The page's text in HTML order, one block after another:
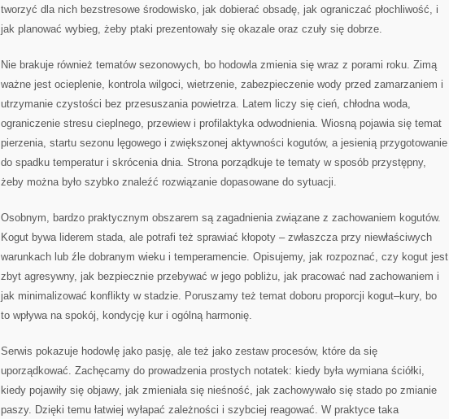
tworzyć dla nich bezstresowe środowisko, jak dobierać obsadę, jak ograniczać płochliwość, i
jak planować wybieg, żeby ptaki prezentowały się okazale oraz czuły się dobrze.
Nie brakuje również tematów sezonowych, bo hodowla zmienia się wraz z porami roku. Zimą
ważne jest ocieplenie, kontrola wilgoci, wietrzenie, zabezpieczenie wody przed zamarzaniem i
utrzymanie czystości bez przesuszania powietrza. Latem liczy się cień, chłodna woda,
ograniczenie stresu cieplnego, przewiew i profilaktyka odwodnienia. Wiosną pojawia się temat
pierzenia, startu sezonu lęgowego i zwiększonej aktywności kogutów, a jesienią przygotowanie
do spadku temperatur i skrócenia dnia. Strona porządkuje te tematy w sposób przystępny,
żeby można było szybko znaleźć rozwiązanie dopasowane do sytuacji.
Osobnym, bardzo praktycznym obszarem są zagadnienia związane z zachowaniem kogutów.
Kogut bywa liderem stada, ale potrafi też sprawiać kłopoty – zwłaszcza przy niewłaściwych
warunkach lub źle dobranym wieku i temperamencie. Opisujemy, jak rozpoznać, czy kogut jest
zbyt agresywny, jak bezpiecznie przebywać w jego pobliżu, jak pracować nad zachowaniem i
jak minimalizować konflikty w stadzie. Poruszamy też temat doboru proporcji kogut–kury, bo
to wpływa na spokój, kondycję kur i ogólną harmonię.
Serwis pokazuje hodowlę jako pasję, ale też jako zestaw procesów, które da się
uporządkować. Zachęcamy do prowadzenia prostych notatek: kiedy była wymiana ściółki,
kiedy pojawiły się objawy, jak zmieniała się nieśność, jak zachowywało się stado po zmianie
paszy. Dzięki temu łatwiej wyłapać zależności i szybciej reagować. W praktyce taka